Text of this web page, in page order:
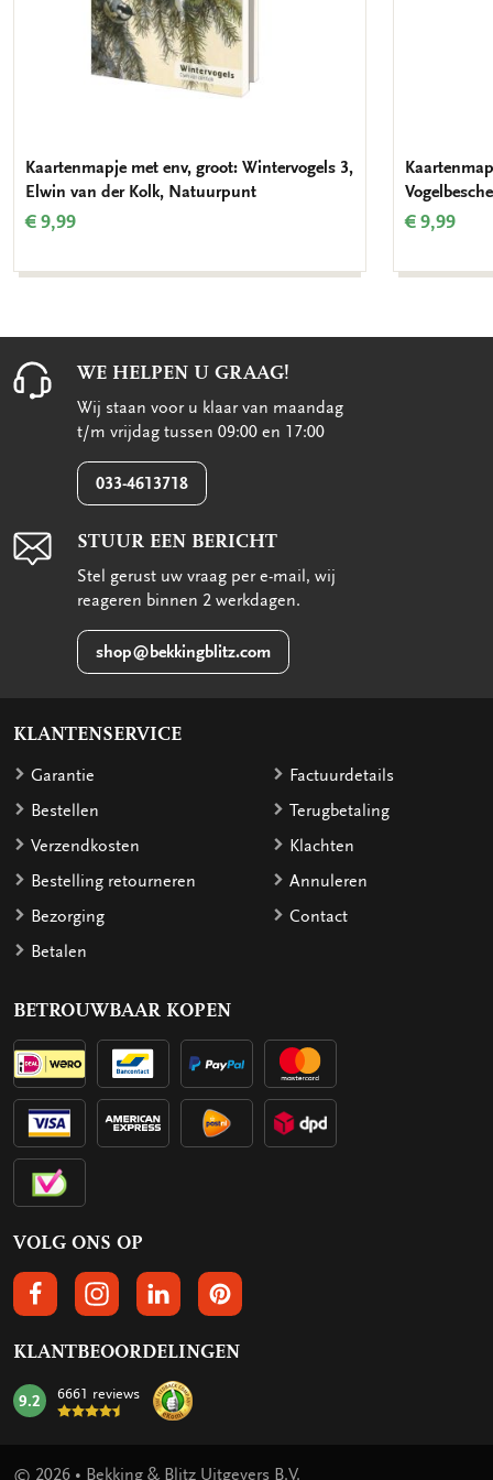
Kaartenmapje met env, groot: Wintervogels 3,
Elwin van der Kolk, Natuurpunt
€ 9,99 € 9,99
WE HELPEN U GRAAG!
Wij staan voor u klaar van maandag
t/m vrijdag tussen 09:00 en 17:00
033-4613718
STUUR EEN BERICHT
Stel gerust uw vraag per e-mail, wij
reageren binnen 2 werkdagen.
shop@bekkingblitz.com
KLANTENSERVICE
Garantie
Bestellen
Verzendkosten
Bestelling retourneren
Bezorging
Betalen
Factuurdetails
Terugbetaling
Klachten
Annuleren
Contact
BETROUWBAAR KOPEN
VOLG ONS OP
VOLGS ONS OP FACEBOOK
VOLG ONS OP INSTAGRAM
VOLG ONS OP LINKEDIN
VOLG ONS OP PINTEREST
KLANTBEOORDELINGEN
mark:
9.2 6661 reviews
© 2026 • Bekking & Blitz Uitgevers B.V.